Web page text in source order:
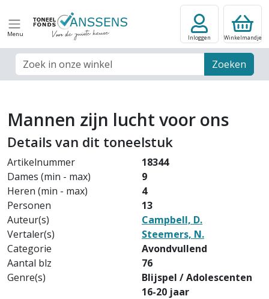
Menu
Zoek veld Zoeken
Inloggen Winkelmandje
Mannen zijn lucht voor ons
Details van dit toneelstuk
Artikelnummer
18344
Dames (min - max)
9
Heren (min - max)
4
Personen
13
Auteur(s)
Campbell, D.
Vertaler(s)
Steemers, N.
Categorie
Avondvullend
Aantal blz
76
Genre(s)
Blijspel / Adolescenten
16-20 jaar